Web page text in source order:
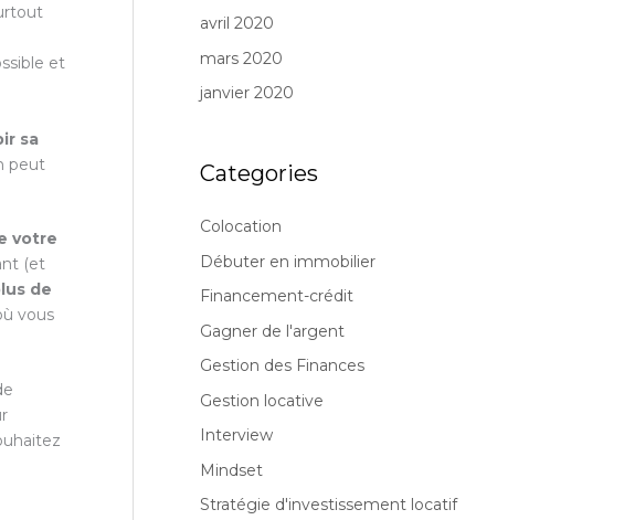
et
sa
peut
votre
(et
de
vous
avril 2020
mars 2020
janvier 2020
Categories
Colocation
Débuter en immobilier
Financement-crédit
Gagner de l'argent
Gestion des Finances
Gestion locative
Interview
Mindset
Stratégie d'investissement locatif